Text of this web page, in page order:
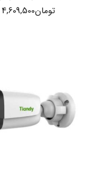
تومان4,609,500